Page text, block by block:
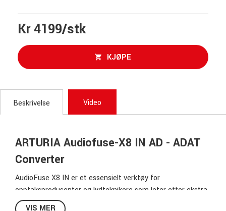
Kr 4199/stk
KJØPE
Beskrivelse Video
ARTURIA Audiofuse-X8 IN AD - ADAT
Converter
AudioFuse X8 IN er et essensielt verktøy for
opptaksprodusenter og lydteknikere som leter etter ekstra
analoge innganger av høy kvalitet.
VIS MER